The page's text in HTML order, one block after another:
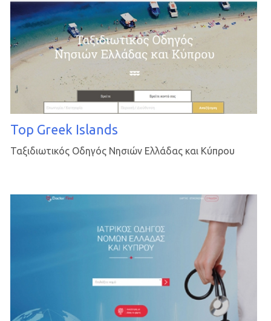
Top Greek Islands
Ταξιδιωτικός Οδηγός Νησιών Ελλάδας και Κύπρου